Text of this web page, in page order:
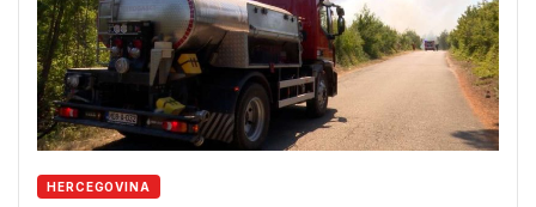
HERCEGOVINA